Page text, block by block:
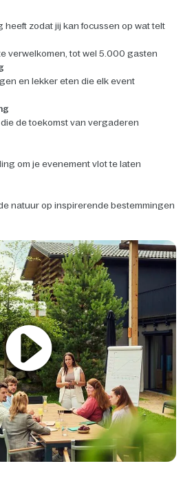
heeft zodat jij kan focussen op wat telt
verwelkomen, tot wel 5.000 gasten
en lekker eten die elk event
de toekomst van vergaderen
om je evenement vlot te laten
natuur op inspirerende bestemmingen